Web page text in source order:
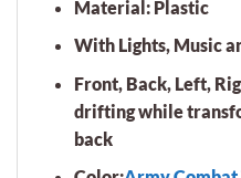
Material: Plastic
With Lights, Music
Front, Back, Left,
drifting while
back